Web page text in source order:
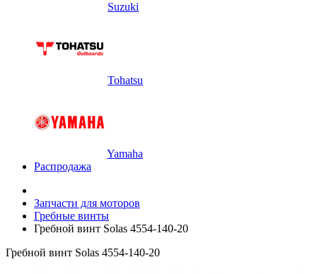
Suzuki
Tohatsu
Yamaha
Распродажа
Запчасти для моторов
Гребные винты
Гребной винт Solas 4554-140-20
Гребной винт Solas 4554-140-20